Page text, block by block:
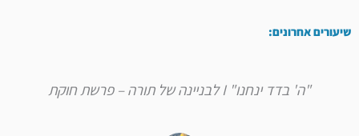
שיעורים אחרונים:
"ה' בדד ינחנו" I לבניינה של תורה – פרשת חוקת